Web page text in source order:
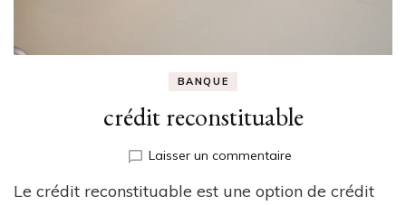
BANQUE
crédit reconstituable
Laisser un commentairesur
reconstituable
Le crédit reconstituable est une option de crédit